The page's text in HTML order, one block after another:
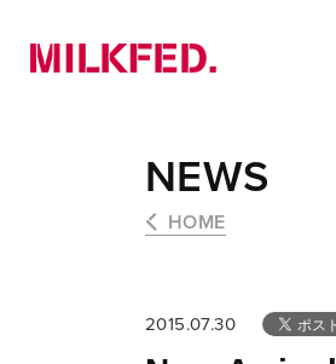
NEWS
HOME
2015.07.30